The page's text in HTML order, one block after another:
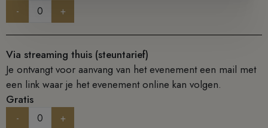
- +
Via streaming thuis (steuntarief)
Je ontvangt voor aanvang van het evenement een mail met
een link waar je het evenement online kan volgen.
Gratis
- +